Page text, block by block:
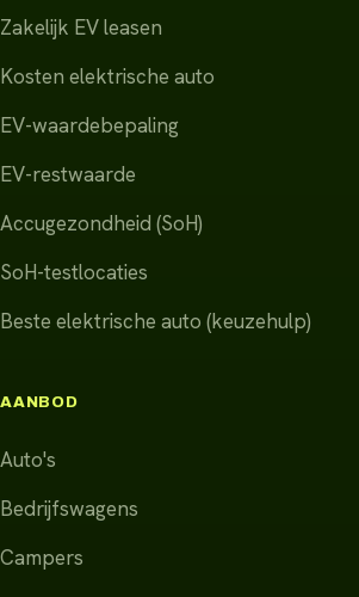
Zakelijk EV leasen
Kosten elektrische auto
EV-waardebepaling
EV-restwaarde
Accugezondheid (SoH)
SoH-testlocaties
Beste elektrische auto (keuzehulp)
AANBOD
Auto's
Bedrijfswagens
Campers